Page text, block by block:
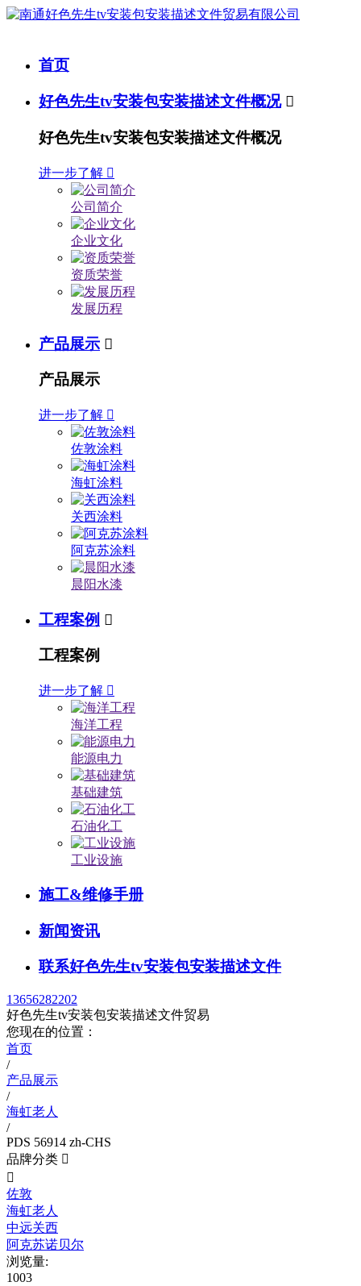
首页
好色先生tv安装包安装描述文件概况 
好色先生tv安装包安装描述文件概况
进一步了解 
公司简介
企业文化
资质荣誉
发展历程
产品展示 
产品展示
进一步了解 
佐敦涂料
海虹涂料
关西涂料
阿克苏涂料
晨阳水漆
工程案例 
工程案例
进一步了解 
海洋工程
能源电力
基础建筑
石油化工
工业设施
施工&维修手册
新闻资讯
联系好色先生tv安装包安装描述文件
13656282202
好色先生tv安装包安装描述文件贸易
您现在的位置：
首页
/
产品展示
/
海虹老人
/
PDS 56914 zh-CHS
品牌分类 

佐敦
海虹老人
中远关西
阿克苏诺贝尔
浏览量:
1003